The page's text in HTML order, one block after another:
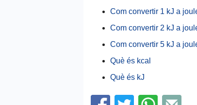
Com convertir 1 kJ a
Com convertir 2 kJ a
Com convertir 5 kJ a
Què és kcal
Què és kJ